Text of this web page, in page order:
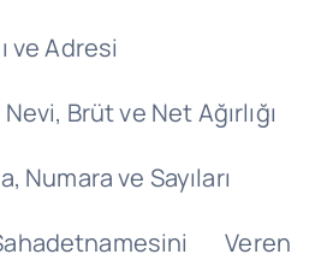
ve Adresi
Brüt ve Net Ağırlığı
Numara ve Sayıları
Veren